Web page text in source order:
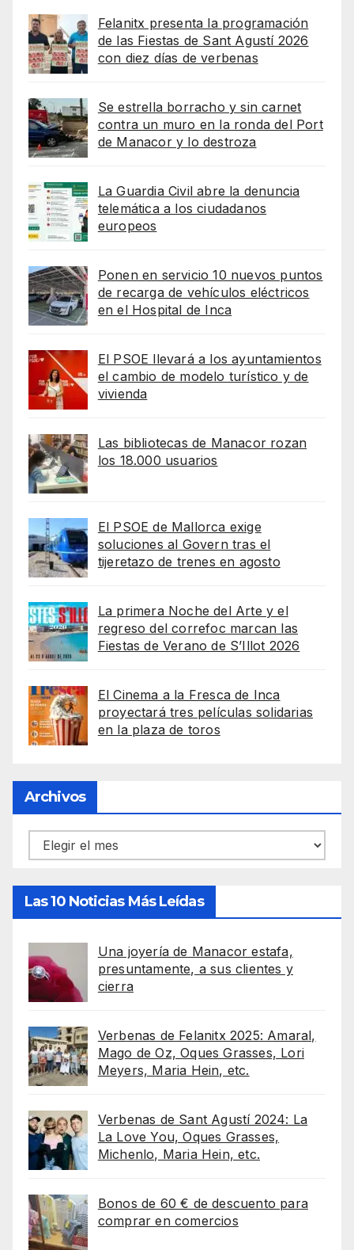
Felanitx presenta la programación
de las Fiestas de Sant Agustí 2026
con diez días de verbenas
Se estrella borracho y sin carnet
contra un muro en la ronda del Port
de Manacor y lo destroza
La Guardia Civil abre la denuncia
telemática a los ciudadanos
europeos
Ponen en servicio 10 nuevos puntos
de recarga de vehículos eléctricos
en el Hospital de Inca
El PSOE llevará a los ayuntamientos
el cambio de modelo turístico y de
vivienda
Las bibliotecas de Manacor rozan
los 18.000 usuarios
El PSOE de Mallorca exige
soluciones al Govern tras el
tijeretazo de trenes en agosto
La primera Noche del Arte y el
regreso del correfoc marcan las
Fiestas de Verano de S’Illot 2026
El Cinema a la Fresca de Inca
proyectará tres películas solidarias
en la plaza de toros
Archivos
Archivos
Las 10 Noticias Más Leídas
Una joyería de Manacor estafa,
presuntamente, a sus clientes y
cierra
Verbenas de Felanitx 2025: Amaral,
Mago de Oz, Oques Grasses, Lori
Meyers, Maria Hein, etc.
Verbenas de Sant Agustí 2024: La
La Love You, Oques Grasses,
Michenlo, Maria Hein, etc.
Bonos de 60 € de descuento para
comprar en comercios